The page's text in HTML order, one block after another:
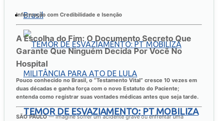
Brasil
TEMOR DE ESVAZIAMENTO: PT MOBILIZA
Informação com Credibilidade e Isenção
A Escolha do Fim: O Documento Secreto Que
Garante Que Ninguém Decida Por Você No
Hospital
Pouco conhecido no Brasil, o “Testamento Vital” cresce 10 vezes em
duas décadas e ganha força com o novo Estatuto do Paciente;
entenda como registrar suas vontades médicas antes que seja tarde.
SÃO PAULO— Imagine sofrer um acidente grave ou enfrentar uma